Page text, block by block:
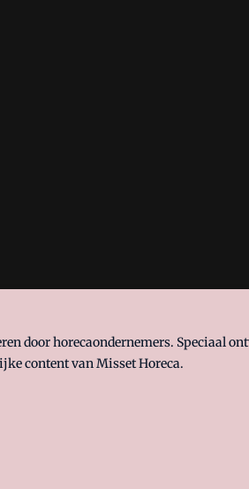
deze site zijn de volgende regelingen
door horecaondernemers. Speciaal
content van Misset Horeca.